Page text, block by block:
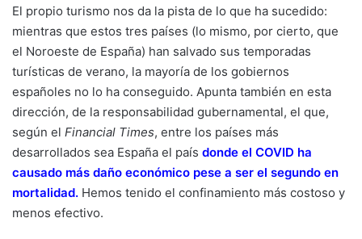
El propio turismo nos da la pista de lo que ha sucedido:
mientras que estos tres países (lo mismo, por cierto, que
el Noroeste de España) han salvado sus temporadas
turísticas de verano, la mayoría de los gobiernos
españoles no lo ha conseguido. Apunta también en esta
dirección, de la responsabilidad gubernamental, el que,
según el Financial Times, entre los países más
desarrollados sea España el país donde el COVID ha
causado más daño económico pese a ser el segundo en
mortalidad. Hemos tenido el confinamiento más costoso y
menos efectivo.